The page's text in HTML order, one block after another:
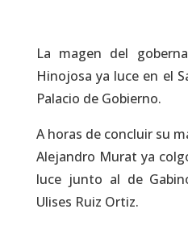
La magen del
Hinojosa ya luce en el
Palacio de Gobierno.
A horas de concluir su
Alejandro Murat ya
luce junto al de
Ulises Ruiz Ortiz.